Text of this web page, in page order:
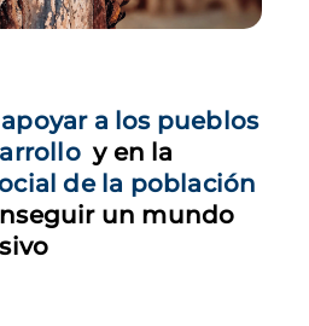
apoyar a los pueblos
y en la
de la población
un mundo